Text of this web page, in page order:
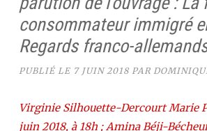
consommateur immigré
Regards franco-
PUBLIÉ LE 7 JUIN 2018 PAR
Virginie Silhouette-Dercourt Marie
juin 2018, à 18h ; Amina Béji-